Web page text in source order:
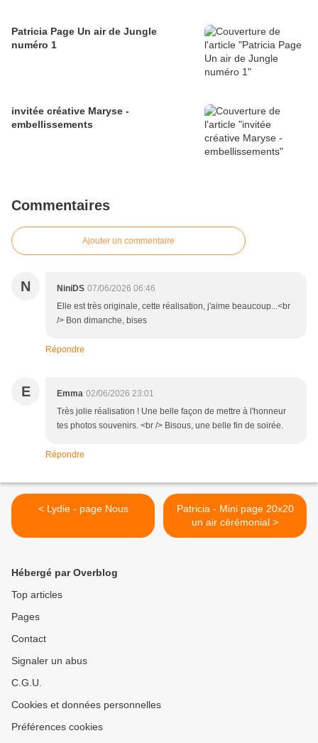
Patricia Page Un air de Jungle
numéro 1
invitée créative Maryse -
embellissements
Commentaires
Ajouter un commentaire
N NiniDS 07/06/2026 06:46
Elle est très originale, cette réalisation, j'aime beaucoup...<br
/> Bon dimanche, bises
Répondre
E Emma 02/06/2026 23:01
Très jolie réalisation ! Une belle façon de mettre à l'honneur
tes photos souvenirs. <br /> Bisous, une belle fin de soirée.
Répondre
< Lydie - page Nous
Patricia - Mini page 20x20
un air cérémonial >
Hébergé par Overblog
Top articles
Pages
Contact
Signaler un abus
C.G.U.
Cookies et données personnelles
Préférences cookies